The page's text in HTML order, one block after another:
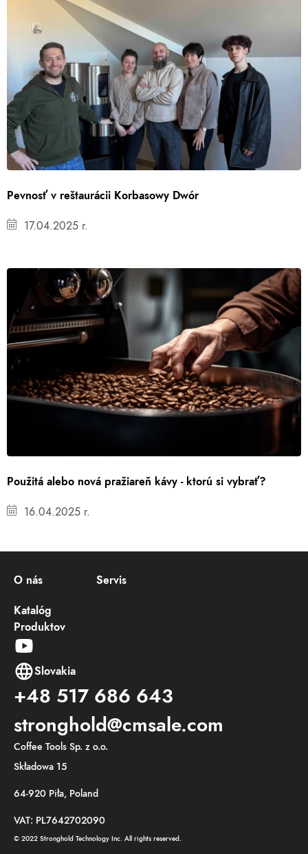
Pevnosť v reštaurácii Korbasowy Dwór
17.04.2025 r.
Použitá alebo nová pražiareň kávy - ktorú si vybrať?
16.04.2025 r.
O nás
Servis
Katalóg
Produktov
Slovakia
+48 517 686 643
stronghold@cmsale.com
Coffee Tools Sp. z o.o.
Składowa 15
64-920 Piła, Poland
VAT: PL7642702090
© 2022 Stronghold Technology Inc. All rights reserved.